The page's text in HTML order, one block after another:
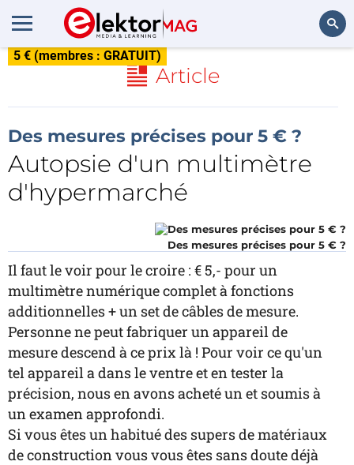
5 € (membres : GRATUIT)
Article
Des mesures précises pour 5 € ?
Autopsie d'un multimètre
d'hypermarché
Des mesures précises pour 5 € ?
Il faut le voir pour le croire : € 5,- pour un
multimètre numérique complet à fonctions
additionnelles + un set de câbles de mesure.
Personne ne peut fabriquer un appareil de
mesure descend à ce prix là ! Pour voir ce qu'un
tel appareil a dans le ventre et en tester la
précision, nous en avons acheté un et soumis à
un examen approfondi.
Si vous êtes un habitué des supers de matériaux
de construction vous vous êtes sans doute déjà